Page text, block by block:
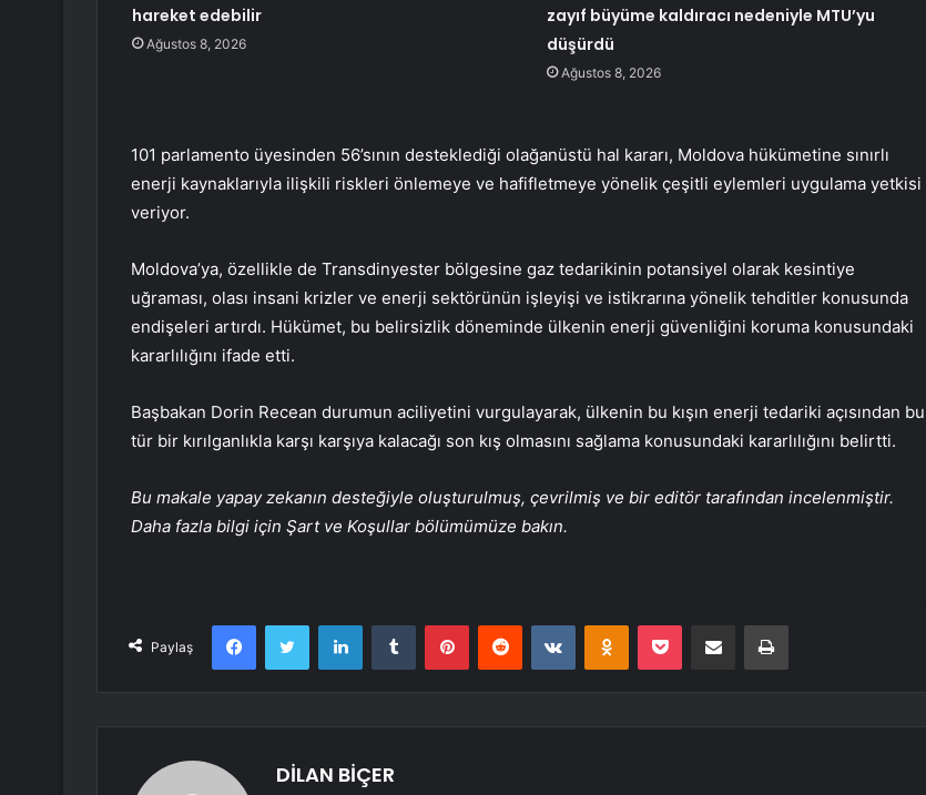
hareket edebilir
Ağustos 8, 2026
zayıf büyüme kaldıracı nedeniyle MTU’yu
düşürdü
Ağustos 8, 2026
101 parlamento üyesinden 56’sının desteklediği olağanüstü hal kararı, Moldova hükümetine sınırlı
enerji kaynaklarıyla ilişkili riskleri önlemeye ve hafifletmeye yönelik çeşitli eylemleri uygulama yetkisi
veriyor.
Moldova’ya, özellikle de Transdinyester bölgesine gaz tedarikinin potansiyel olarak kesintiye
uğraması, olası insani krizler ve enerji sektörünün işleyişi ve istikrarına yönelik tehditler konusunda
endişeleri artırdı. Hükümet, bu belirsizlik döneminde ülkenin enerji güvenliğini koruma konusundaki
kararlılığını ifade etti.
Başbakan Dorin Recean durumun aciliyetini vurgulayarak, ülkenin bu kışın enerji tedariki açısından bu
tür bir kırılganlıkla karşı karşıya kalacağı son kış olmasını sağlama konusundaki kararlılığını belirtti.
Bu makale yapay zekanın desteğiyle oluşturulmuş, çevrilmiş ve bir editör tarafından incelenmiştir.
Daha fazla bilgi için Şart ve Koşullar bölümümüze bakın.
Paylaş
FacebookTwitter LinkedInTumblr PinterestReddit VKontakteOdnoklassniki
Pocket E-Posta ile paylaş Yazdır
DİLAN BİÇER